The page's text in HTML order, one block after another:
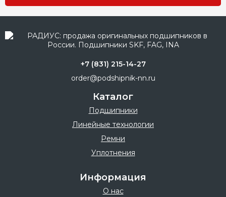
+7 (831) 215-14-27
order@podshipnik-nn.ru
Каталог
Подшипники
Линейные технологии
Ремни
Уплотнения
Информация
О нас